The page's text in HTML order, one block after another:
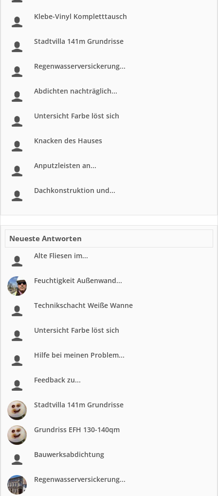
Klebe-Vinyl Kompletttausch
Stadtvilla 141m Grundrisse
Regenwasserversickerung...
Abdichten nachträglich...
Untersicht Farbe löst sich
Knacken des Hauses
Anputzleisten an...
Dachkonstruktion und...
Neueste Antworten
Alte Fliesen im...
Feuchtigkeit Außenwand...
Technikschacht Weiße Wanne
Untersicht Farbe löst sich
Hilfe bei meinen Problem...
Feedback zu...
Stadtvilla 141m Grundrisse
Grundriss EFH 130-140qm
Bauwerksabdichtung
Regenwasserversickerung...